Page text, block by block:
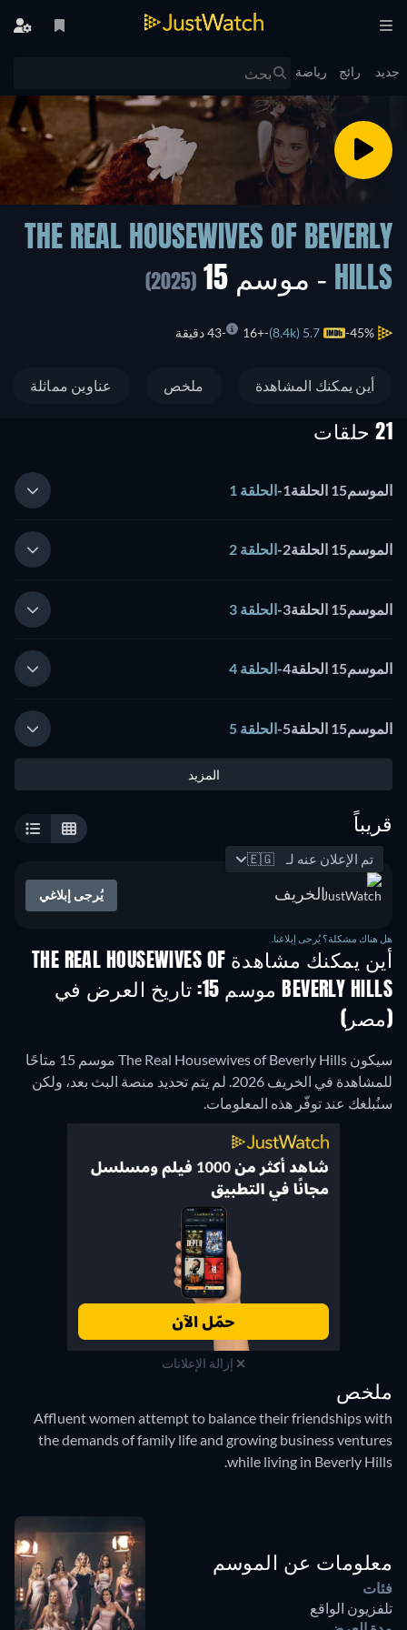
جديد رائج رياضة
THE REAL HOUSEWIVES OF BEVERLY
HILLS - موسم 15 (2025)
45%
5.7 (8.4k)
+16 43 دقيقة
أين يمكنك المشاهدة ملخص عناوين مماثلة
21 حلقات
الموسم15 الحلقة1 -الحلقة 1
الموسم15 الحلقة2 -الحلقة 2
الموسم15 الحلقة3 -الحلقة 3
الموسم15 الحلقة4 -الحلقة 4
الموسم15 الحلقة5 -الحلقة 5
المزيد
قريباً
تم الإعلان عنه لـ 🇪🇬
الخريف يُرجى إبلاغي
هل هناك مشكلة؟ يُرجى إبلاغنا.
أين يمكنك مشاهدة THE REAL HOUSEWIVES OF
BEVERLY HILLS موسم 15: تاريخ العرض في
(مصر)
سيكون The Real Housewives of Beverly Hills موسم 15 متاحًا
للمشاهدة في الخريف 2026. لم يتم تحديد منصة البث بعد، ولكن
سنُبلغك عند توفّر هذه المعلومات.
إزالة الإعلانات
ملخص
Affluent women attempt to balance their friendships with
the demands of family life and growing business ventures
while living in Beverly Hills.
معلومات عن الموسم
فئات
تلفزيون الواقع